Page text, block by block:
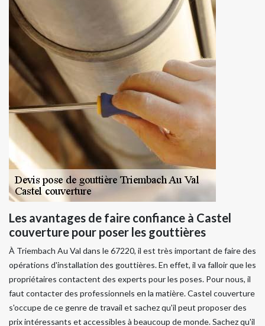
Les avantages de faire confiance à Castel
couverture pour poser les gouttières
À Triembach Au Val dans le 67220, il est très important de faire des
opérations d'installation des gouttières. En effet, il va falloir que les
propriétaires contactent des experts pour les poses. Pour nous, il
faut contacter des professionnels en la matière. Castel couverture
s'occupe de ce genre de travail et sachez qu'il peut proposer des
prix intéressants et accessibles à beaucoup de monde. Sachez qu'il